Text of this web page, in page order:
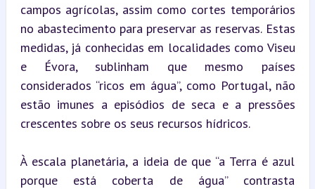
campos agrícolas, assim como cortes temporários
no abastecimento para preservar as reservas. Estas
medidas, já conhecidas em localidades como Viseu
e Évora, sublinham que mesmo países
considerados “ricos em água”, como Portugal, não
estão imunes a episódios de seca e a pressões
crescentes sobre os seus recursos hídricos.
À escala planetária, a ideia de que “a Terra é azul
porque está coberta de água” contrasta